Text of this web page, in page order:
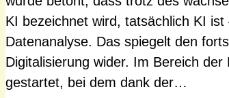
KI bezeichnet wird, tatsächlich KI
Datenanalyse. Das spiegelt den
Digitalisierung wider. Im Bereich
gestartet, bei dem dank der…